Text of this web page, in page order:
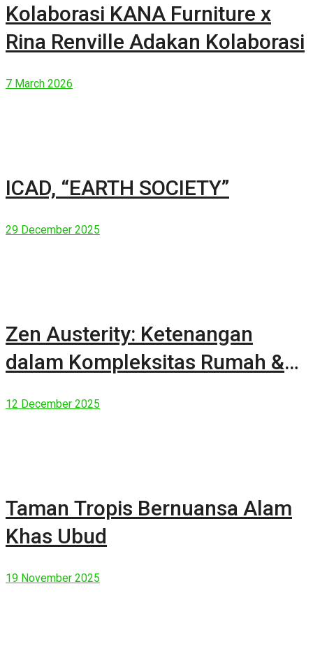
Kolaborasi KANA Furniture x
Rina Renville Adakan Kolaborasi
7 March 2026
ICAD, “EARTH SOCIETY”
29 December 2025
Zen Austerity: Ketenangan
dalam Kompleksitas Rumah &
12 December 2025
Taman Tropis Bernuansa Alam
Khas Ubud
19 November 2025